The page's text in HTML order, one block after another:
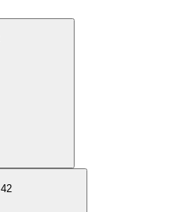
42